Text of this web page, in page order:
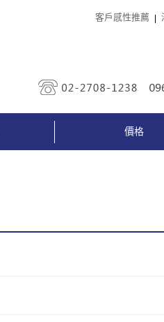
客戶感性推薦
價格